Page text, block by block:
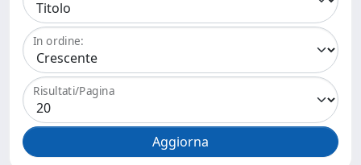
In ordine:
Risultati/Pagina